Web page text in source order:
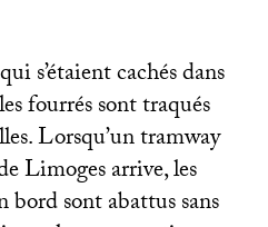
s’étaient cachés dans
fourrés sont traqués
Lorsqu’un tramway
Limoges arrive, les
sont abattus sans